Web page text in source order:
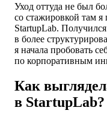
Уход оттуда не был
со стажировкой там
StartupLab.
в более
я начала пробовать
по корпоративным
Как
в StartupLab?